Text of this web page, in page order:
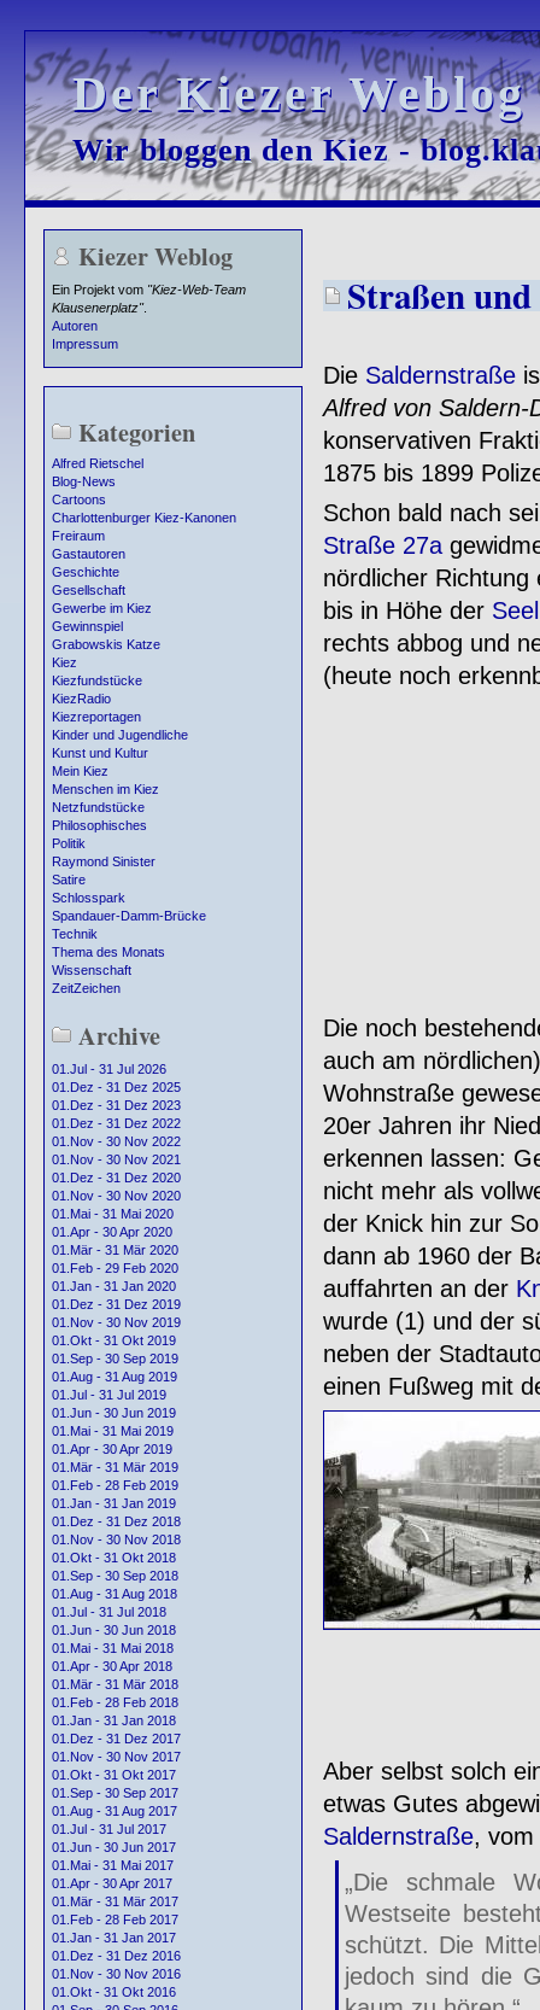
Der Kiezer
Der Kiezer
Wir bloggen den Kiez -
Wir bloggen den Kiez -
Kiezer Weblog
Ein Projekt vom "Kiez-Web-Team
Klausenerplatz".
Autoren
Impressum
Kategorien
Alfred Rietschel
Blog-News
Cartoons
Charlottenburger Kiez-Kanonen
Freiraum
Gastautoren
Geschichte
Gesellschaft
Gewerbe im Kiez
Gewinnspiel
Grabowskis Katze
Kiez
Kiezfundstücke
KiezRadio
Kiezreportagen
Kinder und Jugendliche
Kunst und Kultur
Mein Kiez
Menschen im Kiez
Netzfundstücke
Philosophisches
Politik
Raymond Sinister
Satire
Schlosspark
Spandauer-Damm-Brücke
Technik
Thema des Monats
Wissenschaft
ZeitZeichen
Archive
01.Jul - 31 Jul 2026
01.Dez - 31 Dez 2025
01.Dez - 31 Dez 2023
01.Dez - 31 Dez 2022
01.Nov - 30 Nov 2022
01.Nov - 30 Nov 2021
01.Dez - 31 Dez 2020
01.Nov - 30 Nov 2020
01.Mai - 31 Mai 2020
01.Apr - 30 Apr 2020
01.Mär - 31 Mär 2020
01.Feb - 29 Feb 2020
01.Jan - 31 Jan 2020
01.Dez - 31 Dez 2019
01.Nov - 30 Nov 2019
01.Okt - 31 Okt 2019
01.Sep - 30 Sep 2019
01.Aug - 31 Aug 2019
01.Jul - 31 Jul 2019
01.Jun - 30 Jun 2019
01.Mai - 31 Mai 2019
01.Apr - 30 Apr 2019
01.Mär - 31 Mär 2019
01.Feb - 28 Feb 2019
01.Jan - 31 Jan 2019
01.Dez - 31 Dez 2018
01.Nov - 30 Nov 2018
01.Okt - 31 Okt 2018
01.Sep - 30 Sep 2018
01.Aug - 31 Aug 2018
01.Jul - 31 Jul 2018
01.Jun - 30 Jun 2018
01.Mai - 31 Mai 2018
01.Apr - 30 Apr 2018
01.Mär - 31 Mär 2018
01.Feb - 28 Feb 2018
01.Jan - 31 Jan 2018
01.Dez - 31 Dez 2017
01.Nov - 30 Nov 2017
01.Okt - 31 Okt 2017
01.Sep - 30 Sep 2017
01.Aug - 31 Aug 2017
01.Jul - 31 Jul 2017
01.Jun - 30 Jun 2017
01.Mai - 31 Mai 2017
01.Apr - 30 Apr 2017
01.Mär - 31 Mär 2017
01.Feb - 28 Feb 2017
01.Jan - 31 Jan 2017
01.Dez - 31 Dez 2016
01.Nov - 30 Nov 2016
01.Okt - 31 Okt 2016
Straßen
Die Saldernstraße
Alfred von Saldern-
konservativen
1875 bis 1899
Schon bald nach
Straße 27a
nördlicher
bis in Höhe der
rechts abbog und
(heute noch
Die noch
auch am
Wohnstraße
20er Jahren ihr
erkennen lassen:
nicht mehr als
der Knick hin zur
dann ab 1960 der
auffahrten an der
wurde (1) und der
neben der
einen Fußweg mit
Aber selbst solch
etwas Gutes
Saldernstraße, vom
„Die schmale
Westseite
schützt. Die
jedoch sind die